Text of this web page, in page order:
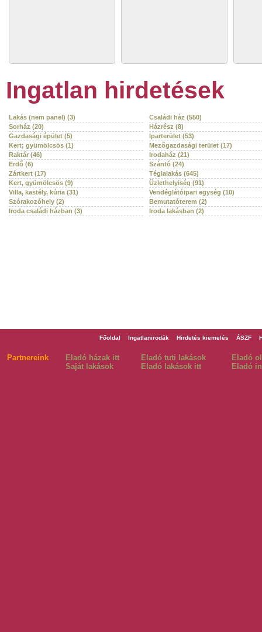
Ingatlan hirdetések
Lakás (nem panel) (3)
Családi ház (550)
Sorház (20)
Házrész (8)
Gazdasági épület (5)
Iparterület (53)
Kert; gyümölcsös (1)
Mezőgazdasági terület (17)
Raktár (46)
Irodaház (21)
Erdő (6)
Szántó (24)
Zártkert (17)
Téglalakás (645)
Kert, gyümölcsös (9)
Üzlethelyiség (91)
Villa, kastély, kúria (31)
Vendéglátóipari egység (10)
Szórakozóhely (2)
Bemutatóterem (2)
Iroda családi házban (3)
Iroda lakásban (2)
Főoldal Ingatlanirodák Hirdetés kiemelés ÁSZF
Partnereink Eladó házak itt Eladó tuti lakások
Eladó
Saját lakások
Eladó lakások itt Eladó